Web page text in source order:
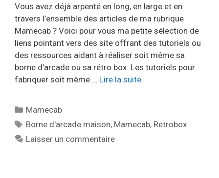
Vous avez déjà arpenté en long, en large et en
travers l’ensemble des articles de ma rubrique
Mamecab ? Voici pour vous ma petite sélection de
liens pointant vers des site offrant des tutoriels ou
des ressources aidant à réaliser soit même sa
borne d’arcade ou sa rétro box. Les tutoriels pour
fabriquer soit même … Lire la suite
Catégories
Mamecab
Étiquettes
Borne d'arcade maison, Mamecab, Retrobox
Laisser un commentaire